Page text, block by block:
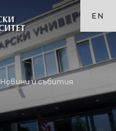
EN
Новини и събития